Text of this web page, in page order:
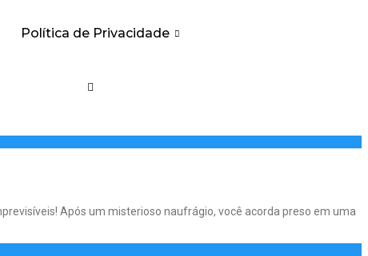
Política de Privacidade
Após um misterioso naufrágio, você acorda preso em uma